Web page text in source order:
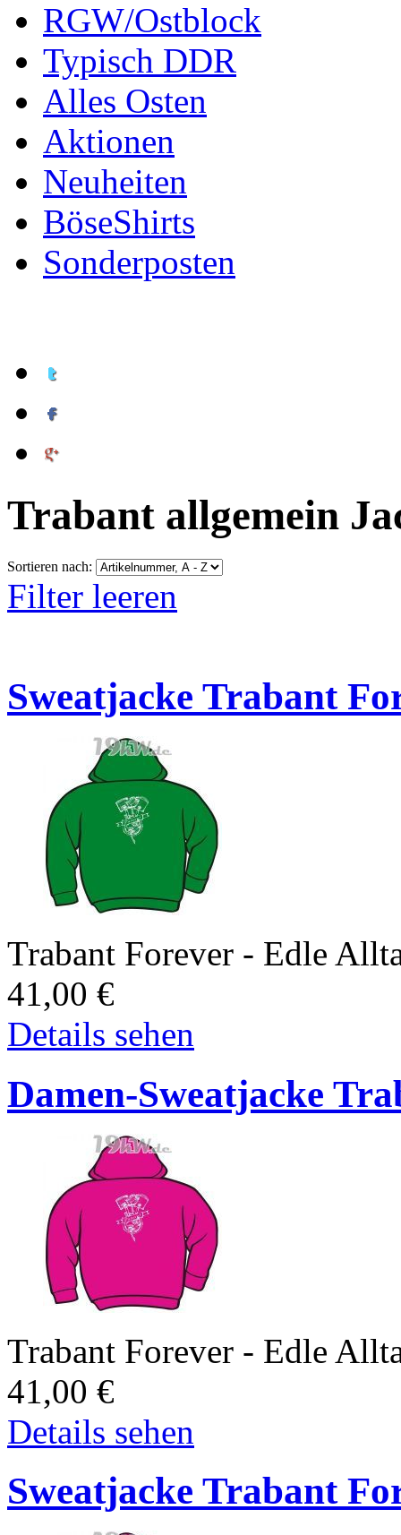
RGW/Ostblock
Typisch DDR
Alles Osten
Aktionen
Neuheiten
BöseShirts
Sonderposten
Trabant allgemein
Sortieren nach:
Filter leeren
Sweatjacke Trabant
Trabant Forever - Edle
41,00 €
Details sehen
Damen-Sweatjacke
Trabant Forever - Edle
41,00 €
Details sehen
Sweatjacke Trabant